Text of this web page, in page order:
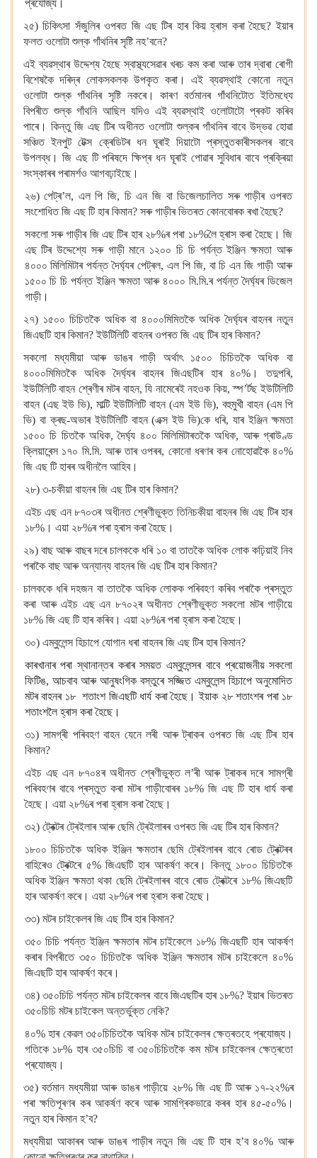
প্ৰযোজ্য।
২৫) চিকিৎসা সঁজুলিৰ ওপৰত জি এছ টিৰ হাৰ কিয় হ্ৰাস কৰা হৈছে? ইয়াৰ
ফলত ওলোটা শুল্ক গাঁথনিৰ সৃষ্টি নহ’বনে?
এই ব্যৱস্থাৰ উদ্দেশ্য হৈছে স্বাস্থ্যসেৱাৰ খৰচ কম কৰা আৰু তাৰ দ্বাৰা ৰোগী
বিশেষকৈ দৰিদ্ৰ লোকসকলক উপকৃত কৰা। এই ব্যৱস্থাই কোনো নতুন
ওলোটা শুল্ক গাঁথনিৰ সৃষ্টি নকৰে। কাৰণ বৰ্তমানৰ গাঁথনিটোত ইতিমধ্যে
বিপৰীত শুল্ক গাঁথনি আছিল যদিও এই ব্যৱস্থাই ওলোটাটো প্ৰকট কৰিব
পাৰে। কিন্তু জি এছ টিৰ অধীনত ওলোটা শুল্কৰ গাঁথনিৰ বাবে উদ্ভৱ হোৱা
সঞ্চিত ইনপুট টেক্স ক্ৰেডিটৰ ধন ঘূৰাই দিয়াটো প্ৰস্তুতকাৰীসকলৰ বাবে
উপলব্ধ। জি এছ টি পৰিষদে ক্ষিপ্ৰ ধন ঘূৰাই পোৱাৰ সুবিধাৰ বাবে প্ৰক্ৰিয়া
সংস্কাৰৰ পৰামৰ্শও আগবঢ়াইছে।
২৬) পেট্ৰ’ল, এল পি জি, চি এন জি বা ডিজেলচালিত সৰু গাড়ীৰ ওপৰত
সংশোধিত জি এছ টি হাৰ কিমান? সৰু গাড়ীৰ ভিতৰত কোনবোৰক ৰখা হৈছে?
সকলো সৰু গাড়ীৰ জি এছ টিৰ হাৰ ২৮%ৰ পৰা ১৮%লৈ হ্ৰাস কৰা হৈছে। জি
এছ টিৰ উদ্দেশ্যে সৰু গাড়ী মানে ১২০০ চি চি পৰ্যন্ত ইঞ্জিন ক্ষমতা আৰু
৪০০০ মিলিমিটাৰ পৰ্যন্ত দৈৰ্ঘ্যৰ পেট্ৰল, এল পি জি, বা চি এন জি গাড়ী আৰু
১৫০০ চি চি পৰ্যন্ত ইঞ্জিন ক্ষমতা আৰু ৪০০০ মি.মি.ৰ পৰ্যন্ত দৈৰ্ঘ্যৰ ডিজেল
গাড়ী।
২৭) ১৫০০ চিচিতকৈ অধিক বা ৪০০০মিমিতকৈ অধিক দৈৰ্ঘ্যৰ বাহনৰ নতুন
জিএছটি হাৰ কিমান? ইউটিলিটি বাহনৰ ওপৰত জি এছ টিৰ হাৰ কিমান?
সকলো মধ্যমীয়া আৰু ডাঙৰ গাড়ী অৰ্থাৎ ১৫০০ চিচিতকৈ অধিক বা
৪০০০মিমিতকৈ অধিক দৈৰ্ঘ্যৰ বাহনৰ জিএছটিৰ হাৰ ৪০%। তদুপৰি,
ইউটিলিটি বাহন শ্ৰেণীৰ মটৰ বাহন, যি নামেৰেই নহওক কিয়, স্প’ৰ্টছ ইউটিলিটি
বাহন (এছ ইউ ভি), মাল্টি ইউটিলিটি বাহন (এম ইউ ভি), বহুমুখী বাহন (এম পি
ভি) বা ক্ৰছ-অভাৰ ইউটিলিটি বাহন (এক্স ইউ ভি)কে ধৰি, যাৰ ইঞ্জিন ক্ষমতা
১৫০০ চি চিতকৈ অধিক, দৈৰ্ঘ্য ৪০০ মিলিমিটাৰতকৈ অধিক, আৰু গ্ৰাউণ্ড
ক্লিয়াৰেন্স ১৭০ মি.মি. আৰু তাৰ ওপৰৰ, কোনো ধৰণৰ কৰ নোহোৱাকৈ ৪০%
জি এছ টি হাৰৰ অধীনলৈ আহিব।
২৮) ৩-চকীয়া বাহনৰ জি এছ টিৰ হাৰ কিমান?
এইচ এছ এন ৮৭০৩ৰ অধীনত শ্ৰেণীভুক্ত তিনিচকীয়া বাহনৰ জি এছ টিৰ হাৰ
১৮%। এয়া ২৮%ৰ পৰা হ্ৰাস কৰা হৈছে।
২৯) বাছ আৰু বাছৰ দৰে চালককে ধৰি ১০ বা তাতকৈ অধিক লোক কঢ়িয়াই নিব
পৰাকৈ বাছ আৰু অন্যান্য বাহনৰ জি এছ টিৰ হাৰ কিমান?
চালককে ধৰি দহজন বা তাতকৈ অধিক লোকক পৰিবহণ কৰিব পৰাকৈ প্ৰস্তুত
কৰা আৰু এইচ এছ এন ৮৭০২ৰ অধীনত শ্ৰেণীভুক্ত সকলো মটৰ গাড়ীয়ে
১৮% জি এছ টি হাৰ কৰিব। এয়া ২৮%ৰ পৰা হ্ৰাস কৰা হৈছে।
৩০) এম্বুলেন্স হিচাপে যোগান ধৰা বাহনৰ জি এছ টিৰ হাৰ কিমান?
কাৰখানাৰ পৰা স্থানান্তৰ কৰাৰ সময়ত এম্বুলেন্সৰ বাবে প্ৰয়োজনীয় সকলো
ফিটিঙ, আচবাব আৰু আনুষংগিক বস্তুৰে সজ্জিত এম্বুলেন্স হিচাপে অনুমোদিত
মটৰ বাহনৰ ১৮ শতাংশ জিএছটি ধাৰ্য কৰা হৈছে। ইয়াক ২৮ শতাংশৰ পৰা ১৮
শতাংশলৈ হ্ৰাস কৰা হৈছে।
৩১) সামগ্ৰী পৰিবহণ বাহন যেনে লৰী আৰু ট্ৰাকৰ ওপৰত জি এছ টিৰ হাৰ
কিমান?
এইচ এছ এন ৮৭০৪ৰ অধীনত শ্ৰেণীভুক্ত ল’ৰী আৰু ট্ৰাকৰ দৰে সামগ্ৰী
পৰিবহণৰ বাবে প্ৰস্তুত কৰা মটৰ গাড়ীবোৰৰ ১৮% জি এছ টি হাৰ ধাৰ্য কৰা
হৈছে। এয়া ২৮%ৰ পৰা হ্ৰাস কৰা হৈছে।
৩২) ট্ৰেক্টৰ ট্ৰেইলাৰ আৰু ছেমি ট্ৰেইলাৰৰ ওপৰত জি এছ টিৰ হাৰ কিমান?
১৮০০ চিচিতকৈ অধিক ইঞ্জিন ক্ষমতাৰ ছেমি ট্ৰেইলাৰৰ বাবে ৰোড ট্ৰেক্টৰৰ
বাহিৰেও ট্ৰেক্টৰে ৫% জিএছটি হাৰ আকৰ্ষণ কৰে। কিন্তু ১৮০০ চিচিতকৈ
অধিক ইঞ্জিন ক্ষমতা থকা ছেমি ট্ৰেইলাৰৰ বাবে ৰোড ট্ৰেক্টৰে ১৮% জিএছটি
হাৰ আকৰ্ষণ কৰে। এয়া ২৮%ৰ পৰা হ্ৰাস কৰা হৈছে।
৩৩) মটৰ চাইকেলৰ জি এছ টিৰ হাৰ কিমান?
৩৫০ চিচি পৰ্যন্ত ইঞ্জিন ক্ষমতাৰ মটৰ চাইকেলে ১৮% জিএছটি হাৰ আকৰ্ষণ
কৰাৰ বিপৰীতে ৩৫০ চিচিতকৈ অধিক ইঞ্জিন ক্ষমতাৰ মটৰ চাইকেলে ৪০%
জিএছটি হাৰ আকৰ্ষণ কৰে।
৩৪) ৩৫০চিচি পৰ্যন্ত মটৰ চাইকেলৰ বাবে জিএছটিৰ হাৰ ১৮%? ইয়াৰ ভিতৰত
৩৫০চিচি মটৰ চাইকেল অন্তৰ্ভুক্ত নেকি?
৪০% হাৰ কেৱল ৩৫০চিচিতকৈ অধিক মটৰ চাইকেলৰ ক্ষেত্ৰতহে প্ৰযোজ্য।
গতিকে ১৮% হাৰ ৩৫০চিচি বা ৩৫০চিচিতকৈ কম মটৰ চাইকেলৰ ক্ষেত্ৰতো
প্ৰযোজ্য।
৩৫) বৰ্তমান মধ্যমীয়া আৰু ডাঙৰ গাড়ীয়ে ২৮% জি এছ টি আৰু ১৭-২২%ৰ
পৰা ক্ষতিপূৰণৰ কৰ আকৰ্ষণ কৰে আৰু সামগ্ৰিকভাৱে কৰৰ হাৰ ৪৫-৫০%।
নতুন হাৰ কিমান হ’ব?
মধ্যমীয়া আকাৰৰ আৰু ডাঙৰ গাড়ীৰ নতুন জি এছ টি হাৰ হ’ব ৪০% আৰু